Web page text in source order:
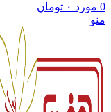
0 مورد ۰ تومان
منو